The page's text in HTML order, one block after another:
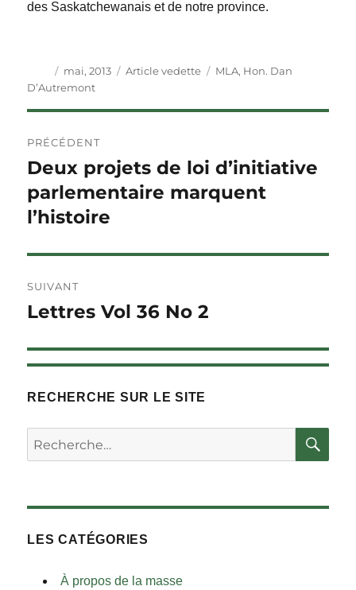
des Saskatchewanais et de notre province.
Auteur
Publié
le
mai, 2013 Catégories
Article vedette Étiquettes
MLA, Hon. Dan
D’Autremont
de
l'article
PRÉCÉDENT
Article
précédent :
Deux projets de loi d’initiative
parlementaire marquent
l’histoire
SUIVANT
Article
Lettres Vol 36 No 2
RECHERCHE SUR LE SITE
Rechercher :
LES CATÉGORIES
À propos de la masse